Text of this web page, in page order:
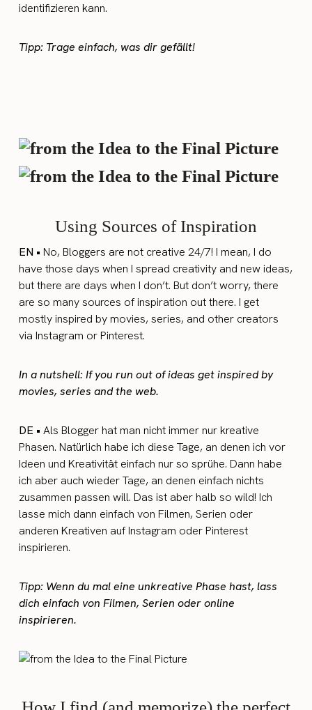
identifizieren kann.
Tipp: Trage einfach, was dir gefällt!
Using Sources of Inspiration
EN •No, Bloggers are not creative 24/7! I mean, I do
have those days when I spread creativity and new ideas,
but there are days when I don’t. But don’t worry, there
are so many sources of inspiration out there. I get
mostly inspired by movies, series, and other creators
via Instagram or Pinterest.
In a nutshell: If you run out of ideas get inspired by
movies, series and the web.
DE • Als Blogger hat man nicht immer nur kreative
Phasen. Natürlich habe ich diese Tage, an denen ich vor
Ideen und Kreativität einfach nur so sprühe. Dann habe
ich aber auch wieder Tage, an denen einfach nichts
zusammen passen will. Das ist aber halb so wild! Ich
lasse mich dann einfach von Filmen, Serien oder
anderen Kreativen auf Instagram oder Pinterest
inspirieren.
Tipp: Wenn du mal eine unkreative Phase hast, lass
dich einfach von Filmen, Serien oder online
inspirieren.